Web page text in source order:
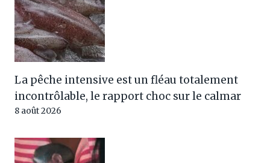
La pêche intensive est un fléau totalement
incontrôlable, le rapport choc sur le calmar
8 août 2026